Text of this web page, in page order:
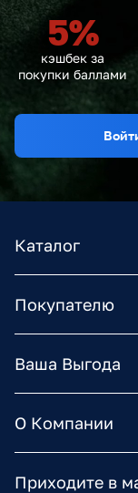
5%
кэшбек за
покупки баллами
Каталог
Покупателю
Ваша Выгода
О Компании
Приходите в